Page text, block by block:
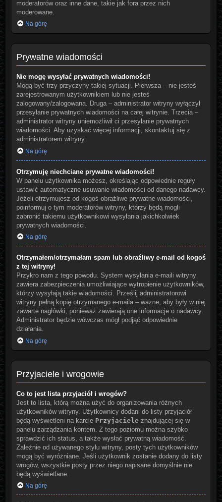
moderatorów oraz inne dane, takie jak fora przez nich
moderowane.
Na górę
Prywatne wiadomości
Nie mogę wysyłać prywatnych wiadomości!
Mogą być trzy przyczyny takiej sytuacji. Pierwsza – nie jesteś
zarejestrowanym użytkownikiem lub nie jesteś
zalogowany/zalogowana. Druga – administrator witryny wyłączył
przesyłanie prywatnych wiadomości na całej witrynie. Trzecia –
administrator witryny uniemożliwił ci przesyłanie prywatnych
wiadomości. Aby uzyskać więcej informacji, skontaktuj się z
administratorem witryny.
Na górę
Otrzymuję niechciane prywatne wiadomości!
W panelu użytkownika możesz, określając odpowiednie reguły
ustawić automatyczne usuwanie wiadomości od danego nadawcy.
Jeżeli otrzymujesz od kogoś obraźliwe prywatne wiadomości,
poinformuj o tym moderatorów witryny, którzy będą mogli
zabronić takiemu użytkownikowi wysyłania jakichkolwiek
prywatnych wiadomości.
Na górę
Otrzymałem/otrzymałam spam lub obraźliwy e-mail od kogoś
z tej witryny!
Przykro nam z tego powodu. System wysyłania e-maili witryny
zawiera zabezpieczenia umożliwiające wytropienie użytkowników,
którzy wysyłają takie wiadomości. Prześlij administratorowi
witryny pełną kopię otrzymanego e-maila – ważne, aby były w niej
zawarte nagłówki, ponieważ zawierają one informacje o nadawcy.
Administrator będzie wówczas mógł podjąć odpowiednie
działania.
Na górę
Przyjaciele i wrogowie
Co to jest lista przyjaciół i wrogów?
Jest to lista, którą można użyć do organizowania różnych
użytkowników witryny. Użytkownicy dodani do listy przyjaciół
będą wyświetleni na karcie Przyjacieleznajdującej się w
panelu zarządzania kontem. Z tego poziomu można szybko
sprawdzić ich status, a także wysłać prywatną wiadomość.
Zależnie od używanego stylu witryny, posty tych użytkowników
mogą być wyróżniane. Jeśli użytkownik zostanie dodany do listy
wrogów, wszystkie posty przez niego napisane domyślnie nie
będą wyświetlane.
Na górę